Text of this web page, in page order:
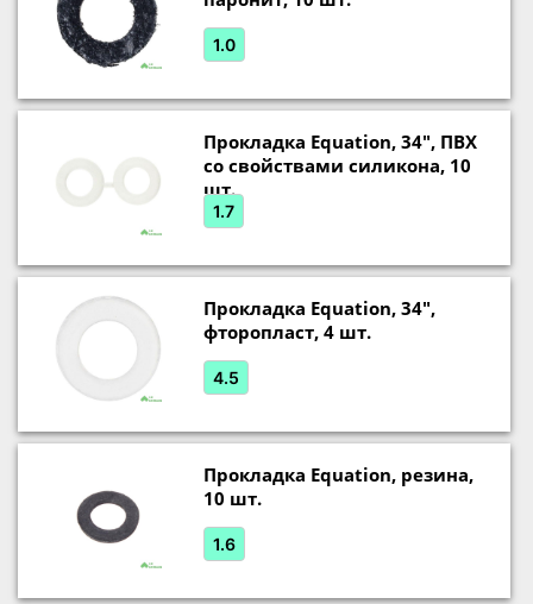
1.0
Прокладка Equation, 34", ПВХ
со свойствами силикона, 10
шт.
1.7
Прокладка Equation, 34",
фторопласт, 4 шт.
4.5
Прокладка Equation, резина,
10 шт.
1.6